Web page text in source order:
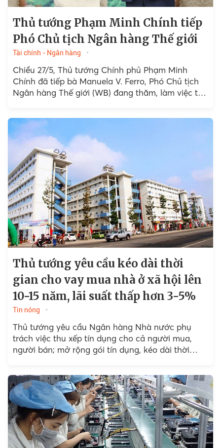
Thủ tướng Phạm Minh Chính tiếp
Phó Chủ tịch Ngân hàng Thế giới
Tài chính - Ngân hàng
Chiều 27/5, Thủ tướng Chính phủ Phạm Minh
Chính đã tiếp bà Manuela V. Ferro, Phó Chủ tịch
Ngân hàng Thế giới (WB) đang thăm, làm việc tại
Thủ tướng yêu cầu kéo dài thời
gian cho vay mua nhà ở xã hội lên
10-15 năm, lãi suất thấp hơn 3-5%
Tin nóng
Thủ tướng yêu cầu Ngân hàng Nhà nước phụ
trách việc thu xếp tín dụng cho cả người mua,
người bán; mở rộng gói tín dụng, kéo dài thời